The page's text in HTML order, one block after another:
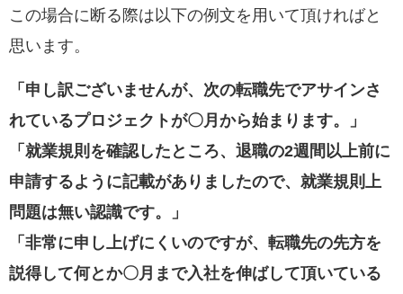
この場合に断る際は以下の例文を用いて頂ければと
思います。
「申し訳ございませんが、次の転職先でアサインさ
れているプロジェクトが〇月から始まります。」
「就業規則を確認したところ、退職の2週間以上前に
申請するように記載がありましたので、就業規則上
問題は無い認識です。」
「非常に申し上げにくいのですが、転職先の先方を
説得して何とか〇月まで入社を伸ばして頂いている